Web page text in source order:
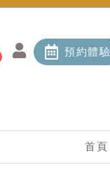
預約體驗
首頁